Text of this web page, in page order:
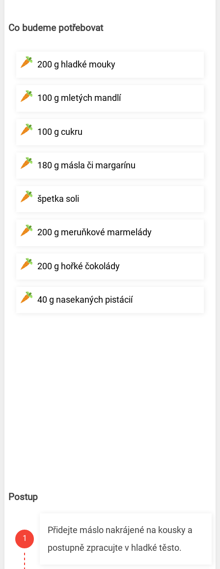
Co budeme potřebovat
200 g hladké mouky
100 g mletých mandlí
100 g cukru
180 g másla či margarínu
špetka soli
200 g meruňkové marmelády
200 g hořké čokolády
40 g nasekaných pistácií
Postup
Přidejte máslo nakrájené na kousky a
postupně zpracujte v hladké těsto.